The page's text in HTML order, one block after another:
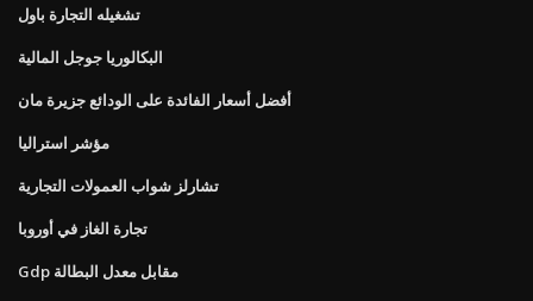
تشغيله التجارة باول
البكالوريا جوجل المالية
أفضل أسعار الفائدة على الودائع جزيرة مان
مؤشر استراليا
تشارلز شواب العمولات التجارية
تجارة الغاز في أوروبا
Gdp مقابل معدل البطالة